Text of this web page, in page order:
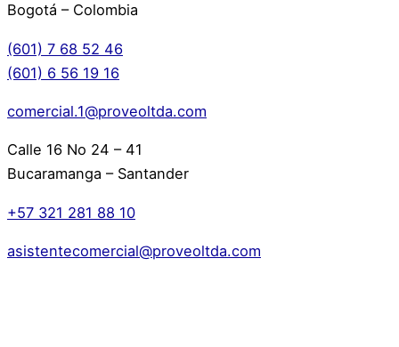
Bogotá – Colombia
(601) 7 68 52 46
(601) 6 56 19 16
comercial.1@proveoltda.com
Calle 16 No 24 – 41
Bucaramanga – Santander
+57 321 281 88 10
asistentecomercial@proveoltda.com